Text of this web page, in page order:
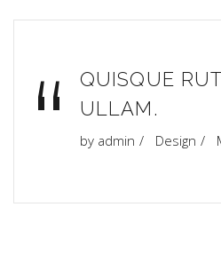
“
QUISQUE
ULLAM.
by admin Design